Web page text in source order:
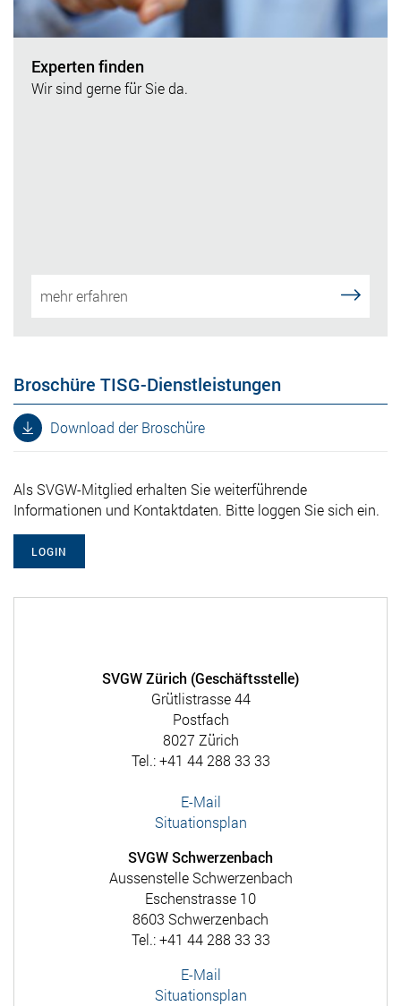
Experten finden
Wir sind gerne für Sie da.
mehr erfahren
Broschüre TISG-Dienstleistungen
Download der Broschüre
Als SVGW-Mitglied erhalten Sie weiterführende
Informationen und Kontaktdaten. Bitte loggen Sie sich ein.
LOGIN
SVGW Zürich (Geschäftsstelle)
Grütlistrasse 44
Postfach
8027 Zürich
Tel.: +41 44 288 33 33
E-Mail
Situationsplan
SVGW Schwerzenbach
Aussenstelle Schwerzenbach
Eschenstrasse 10
8603 Schwerzenbach
Tel.: +41 44 288 33 33
E-Mail
Situationsplan